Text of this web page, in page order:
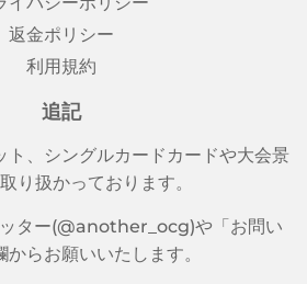
返金ポリシー
利用規約
追記
ト、シングルカードカードや大会景
り扱かっております。
ター(@another_ocg)や「お問い
からお願いいたします。